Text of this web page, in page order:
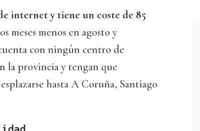
internet y tiene un coste de 85
meses menos en agosto y
con ningún centro de
la provincia y tengan que
hasta A Coruña, Santiago